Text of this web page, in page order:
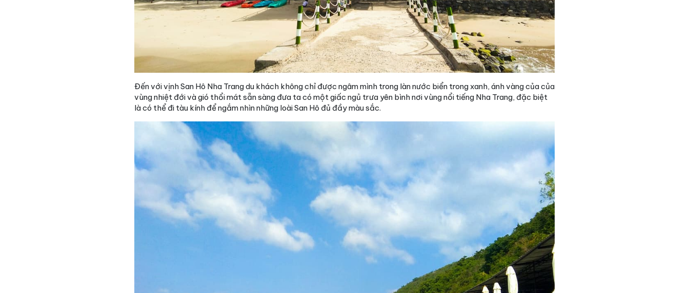
Đến với vịnh San Hô Nha Trang du khách không chỉ được ngâm mình trong làn nước biển trong xanh, ánh vàng của của
vùng nhiệt đới và gió thổi mát sẵn sàng đưa ta có một giấc ngủ trưa yên bình nơi vùng nổi tiếng Nha Trang, đặc biệt
là có thể đi tàu kính để ngắm nhìn những loài San Hô đủ đầy màu sắc.